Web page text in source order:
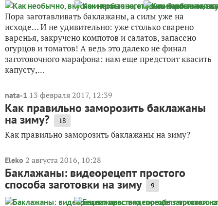
Пора заготавливать баклажаны, а силы уже на
исходе… И не удивительно: уже столько сварено
варенья, закручено компотов и салатов, запасено
огурцов и томатов! А ведь это далеко не финал
заготовочного марафона: нам еще предстоит квасить
капусту,...
nata-1 13 февраля 2017, 12:39
Как правильно заморозить баклажаны
на зиму? 18
Как правильно заморозить баклажаны на зиму?
Eleko 2 августа 2016, 10:28
Баклажаны: видеорецепт простого
способа заготовки на зиму 9